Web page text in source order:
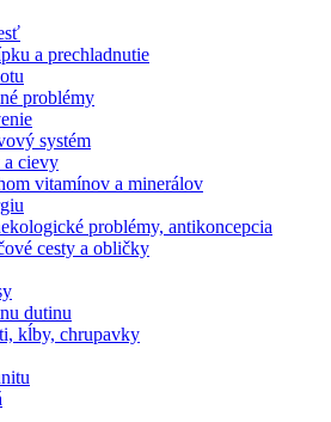
a prechladnutie
problémy
systém
cievy
vitamínov a minerálov
problémy, antikoncepcia
cesty a obličky
dutinu
kĺby, chrupavky